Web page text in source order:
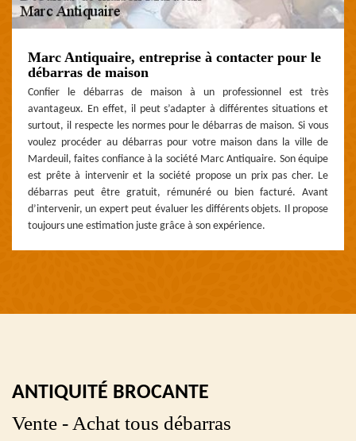
Marc Antiquaire, entreprise à contacter pour le
débarras de maison
Confier le débarras de maison à un professionnel est très
avantageux. En effet, il peut s’adapter à différentes situations et
surtout, il respecte les normes pour le débarras de maison. Si vous
voulez procéder au débarras pour votre maison dans la ville de
Mardeuil, faites confiance à la société Marc Antiquaire. Son équipe
est prête à intervenir et la société propose un prix pas cher. Le
débarras peut être gratuit, rémunéré ou bien facturé. Avant
d’intervenir, un expert peut évaluer les différents objets. Il propose
toujours une estimation juste grâce à son expérience.
ANTIQUITÉ BROCANTE
Vente - Achat tous débarras